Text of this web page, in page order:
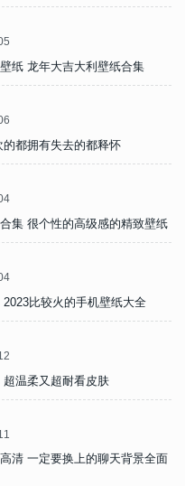
纸 龙年大吉大利壁纸合集
都拥有失去的都释怀
集 很个性的高级感的精致壁纸
比较火的手机壁纸大全
温柔又超耐看皮肤
清 一定要换上的聊天背景全面